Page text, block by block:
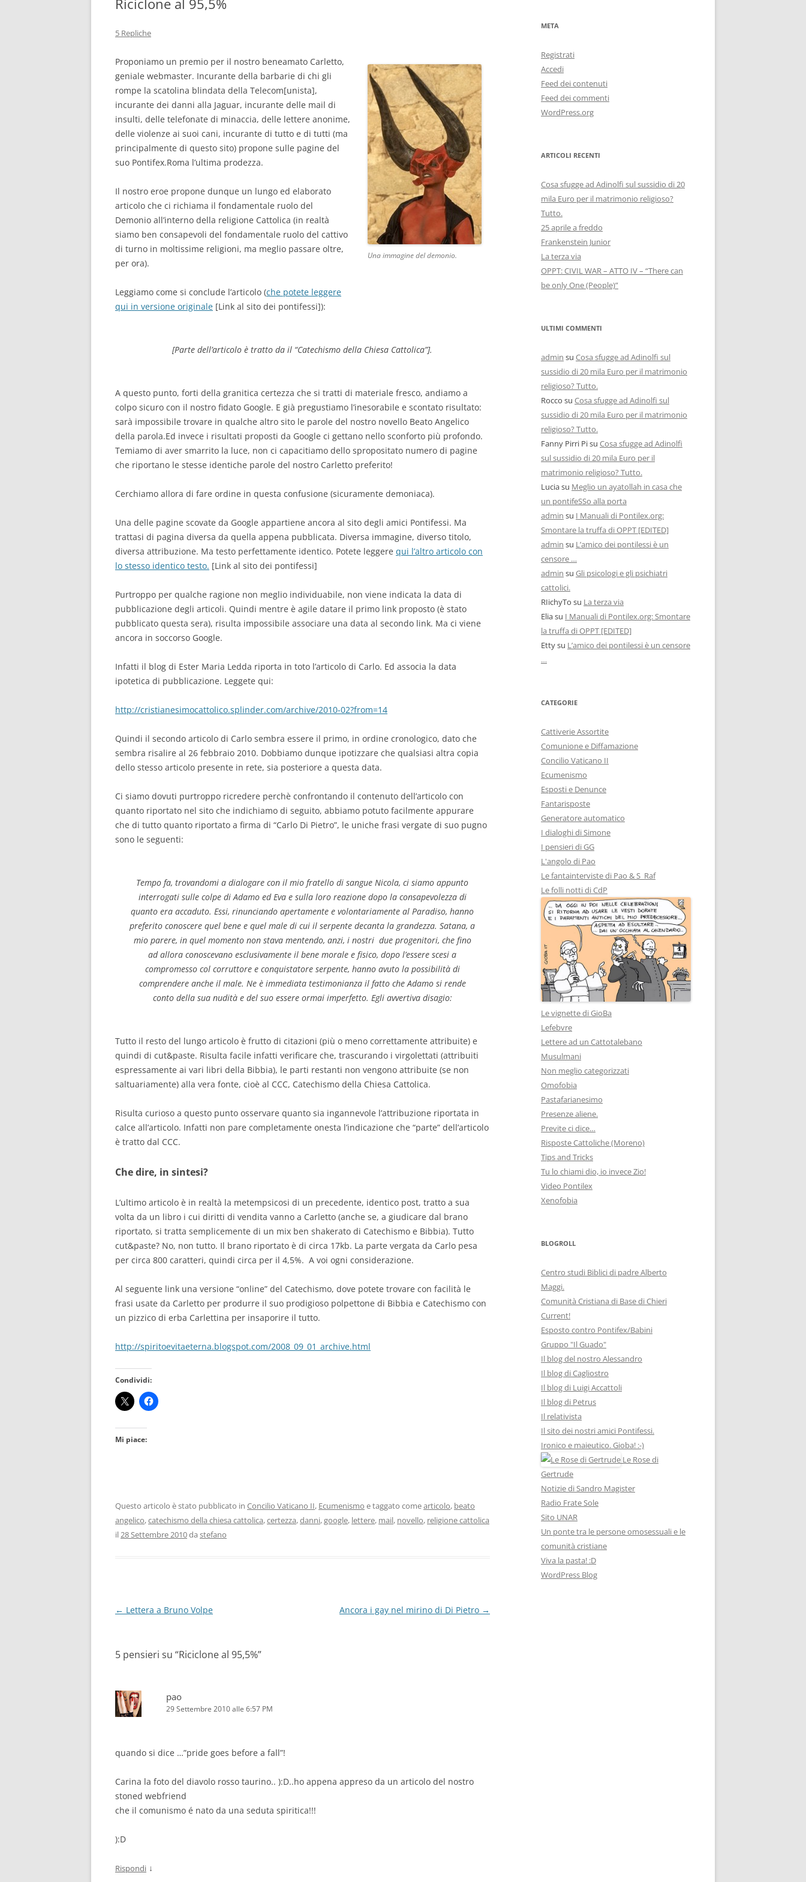
Riciclone al 95,5%
5 Repliche
Una immagine del demonio.
Proponiamo un premio per il nostro beneamato Carletto,
geniale webmaster. Incurante della barbarie di chi gli
rompe la scatolina blindata della Telecom[unista],
incurante dei danni alla Jaguar, incurante delle mail di
insulti, delle telefonate di minaccia, delle lettere anonime,
delle violenze ai suoi cani, incurante di tutto e di tutti (ma
principalmente di questo sito) propone sulle pagine del
suo Pontifex.Roma l’ultima prodezza.
Il nostro eroe propone dunque un lungo ed elaborato
articolo che ci richiama il fondamentale ruolo del
Demonio all’interno della religione Cattolica (in realtà
siamo ben consapevoli del fondamentale ruolo del cattivo
di turno in moltissime religioni, ma meglio passare oltre,
per ora).
Leggiamo come si conclude l’articolo (che potete leggere
qui in versione originale [Link al sito dei pontifessi]):
[Parte dell’articolo è tratto da il “Catechismo della Chiesa Cattolica”].
A questo punto, forti della granitica certezza che si tratti di materiale fresco, andiamo a
colpo sicuro con il nostro fidato Google. E già pregustiamo l’inesorabile e scontato risultato:
sarà impossibile trovare in qualche altro sito le parole del nostro novello Beato Angelico
della parola.Ed invece i risultati proposti da Google ci gettano nello sconforto più profondo.
Temiamo di aver smarrito la luce, non ci capacitiamo dello spropositato numero di pagine
che riportano le stesse identiche parole del nostro Carletto preferito!
Cerchiamo allora di fare ordine in questa confusione (sicuramente demoniaca).
Una delle pagine scovate da Google appartiene ancora al sito degli amici Pontifessi. Ma
trattasi di pagina diversa da quella appena pubblicata. Diversa immagine, diverso titolo,
diversa attribuzione. Ma testo perfettamente identico. Potete leggere qui l’altro articolo con
lo stesso identico testo. [Link al sito dei pontifessi]
Purtroppo per qualche ragione non meglio individuabile, non viene indicata la data di
pubblicazione degli articoli. Quindi mentre è agile datare il primo link proposto (è stato
pubblicato questa sera), risulta impossibile associare una data al secondo link. Ma ci viene
ancora in soccorso Google.
Infatti il blog di Ester Maria Ledda riporta in toto l’articolo di Carlo. Ed associa la data
ipotetica di pubblicazione. Leggete qui:
http://cristianesimocattolico.splinder.com/archive/2010-02?from=14
Quindi il secondo articolo di Carlo sembra essere il primo, in ordine cronologico, dato che
sembra risalire al 26 febbraio 2010. Dobbiamo dunque ipotizzare che qualsiasi altra copia
dello stesso articolo presente in rete, sia posteriore a questa data.
Ci siamo dovuti purtroppo ricredere perchè confrontando il contenuto dell’articolo con
quanto riportato nel sito che indichiamo di seguito, abbiamo potuto facilmente appurare
che di tutto quanto riportato a firma di “Carlo Di Pietro”, le uniche frasi vergate di suo pugno
sono le seguenti:
Tempo fa, trovandomi a dialogare con il mio fratello di sangue Nicola, ci siamo appunto
interrogati sulle colpe di Adamo ed Eva e sulla loro reazione dopo la consapevolezza di
quanto era accaduto. Essi, rinunciando apertamente e volontariamente al Paradiso, hanno
preferito conoscere quel bene e quel male di cui il serpente decanta la grandezza. Satana, a
mio parere, in quel momento non stava mentendo, anzi, i nostri due progenitori, che fino
ad allora conoscevano esclusivamente il bene morale e fisico, dopo l’essere scesi a
compromesso col corruttore e conquistatore serpente, hanno avuto la possibilità di
comprendere anche il male. Ne è immediata testimonianza il fatto che Adamo si rende
conto della sua nudità e del suo essere ormai imperfetto. Egli avvertiva disagio:
Tutto il resto del lungo articolo è frutto di citazioni (più o meno correttamente attribuite) e
quindi di cut&paste. Risulta facile infatti verificare che, trascurando i virgolettati (attribuiti
espressamente ai vari libri della Bibbia), le parti restanti non vengono attribuite (se non
saltuariamente) alla vera fonte, cioè al CCC, Catechismo della Chiesa Cattolica.
Risulta curioso a questo punto osservare quanto sia ingannevole l’attribuzione riportata in
calce all’articolo. Infatti non pare completamente onesta l’indicazione che “parte” dell’articolo
è tratto dal CCC.
Che dire, in sintesi?
L’ultimo articolo è in realtà la metempsicosi di un precedente, identico post, tratto a sua
volta da un libro i cui diritti di vendita vanno a Carletto (anche se, a giudicare dal brano
riportato, si tratta semplicemente di un mix ben shakerato di Catechismo e Bibbia). Tutto
cut&paste? No, non tutto. Il brano riportato è di circa 17kb. La parte vergata da Carlo pesa
per circa 800 caratteri, quindi circa per il 4,5%. A voi ogni considerazione.
Al seguente link una versione “online” del Catechismo, dove potete trovare con facilità le
frasi usate da Carletto per produrre il suo prodigioso polpettone di Bibbia e Catechismo con
un pizzico di erba Carlettina per insaporire il tutto.
http://spiritoevitaeterna.blogspot.com/2008_09_01_archive.html
Condividi:
Mi piace:
Questo articolo è stato pubblicato in Concilio Vaticano II, Ecumenismo e taggato comearticolo, beato
angelico,catechismo della chiesa cattolica,certezza,danni,google, lettere, mail, novello, religione cattolica
il28 Settembre 2010da stefano
Navigazione
← Lettera a Bruno Volpe Ancora i gay nel mirino di Di Pietro →
5 pensieri su “Riciclone al 95,5%”
pao
29 Settembre 2010 alle 6:57 PM
quando si dice …”pride goes before a fall”!
Carina la foto del diavolo rosso taurino.. ):D..ho appena appreso da un articolo del nostro
stoned webfriend
che il comunismo é nato da una seduta spiritica!!!
):D
Rispondi ↓
META
Registrati
Accedi
Feed dei contenuti
Feed dei commenti
WordPress.org
ARTICOLI RECENTI
Cosa sfugge ad Adinolfi sul sussidio di 20
mila Euro per il matrimonio religioso?
Tutto.
25 aprile a freddo
Frankenstein Junior
La terza via
OPPT: CIVIL WAR – ATTO IV – “There can
be only One (People)”
ULTIMI COMMENTI
admin su Cosa sfugge ad Adinolfi sul
sussidio di 20 mila Euro per il matrimonio
religioso? Tutto.
Rocco su Cosa sfugge ad Adinolfi sul
sussidio di 20 mila Euro per il matrimonio
religioso? Tutto.
Fanny Pirri Pisu Cosa sfugge ad Adinolfi
sul sussidio di 20 mila Euro per il
matrimonio religioso? Tutto.
Luciasu Meglio un ayatollah in casa che
un pontifeSSo alla porta
admin su I Manuali di Pontilex.org:
Smontare la truffa di OPPT [EDITED]
admin su L’amico dei pontilessi è un
censore …
admin su Gli psicologi e gli psichiatri
cattolici.
RIichyTo su La terza via
Eliasu I Manuali di Pontilex.org: Smontare
la truffa di OPPT [EDITED]
Ettysu L’amico dei pontilessi è un censore
…
CATEGORIE
Cattiverie Assortite
Comunione e Diffamazione
Concilio Vaticano II
Ecumenismo
Esposti e Denunce
Fantarisposte
Generatore automatico
I dialoghi di Simone
I pensieri di GG
L'angolo di Pao
Le fantainterviste di Pao & S_Raf
Le folli notti di CdP
Le vignette di GioBa
Lefebvre
Lettere ad un Cattotalebano
Musulmani
Non meglio categorizzati
Omofobia
Pastafarianesimo
Presenze aliene.
Previte ci dice…
Risposte Cattoliche (Moreno)
Tips and Tricks
Tu lo chiami dio, io invece Zio!
Video Pontilex
Xenofobia
BLOGROLL
Centro studi Biblici di padre Alberto
Maggi.
Comunità Cristiana di Base di Chieri
Current!
Esposto contro Pontifex/Babini
Gruppo "Il Guado"
Il blog del nostro Alessandro
Il blog di Cagliostro
Il blog di Luigi Accattoli
Il blog di Petrus
Il relativista
Il sito dei nostri amici Pontifessi.
Ironico e maieutico. Gioba! :-)
Le Rose di
Gertrude
Notizie di Sandro Magister
Radio Frate Sole
Sito UNAR
Un ponte tra le persone omosessuali e le
comunità cristiane
Viva la pasta! :D
WordPress Blog